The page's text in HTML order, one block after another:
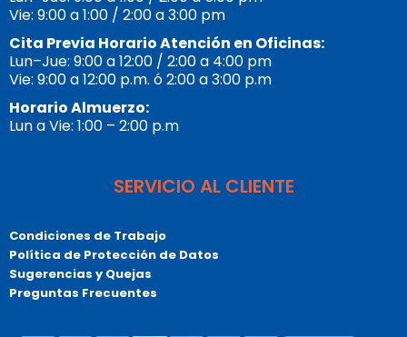
Vie: 9:00 a 1:00 / 2:00 a 3:00 pm
Cita Previa Horario Atención en Oficinas:
Lun–Jue: 9:00 a 12:00 / 2:00 a 4:00 pm
Vie: 9:00 a 12:00 p.m. ó 2:00 a 3:00 p.m
Horario Almuerzo:
Lun a Vie: 1:00 – 2:00 p.m
SERVICIO AL CLIENTE
Condiciones de Trabajo
Política de Protección de Datos
Sugerencias y Quejas
Preguntas Frecuentes